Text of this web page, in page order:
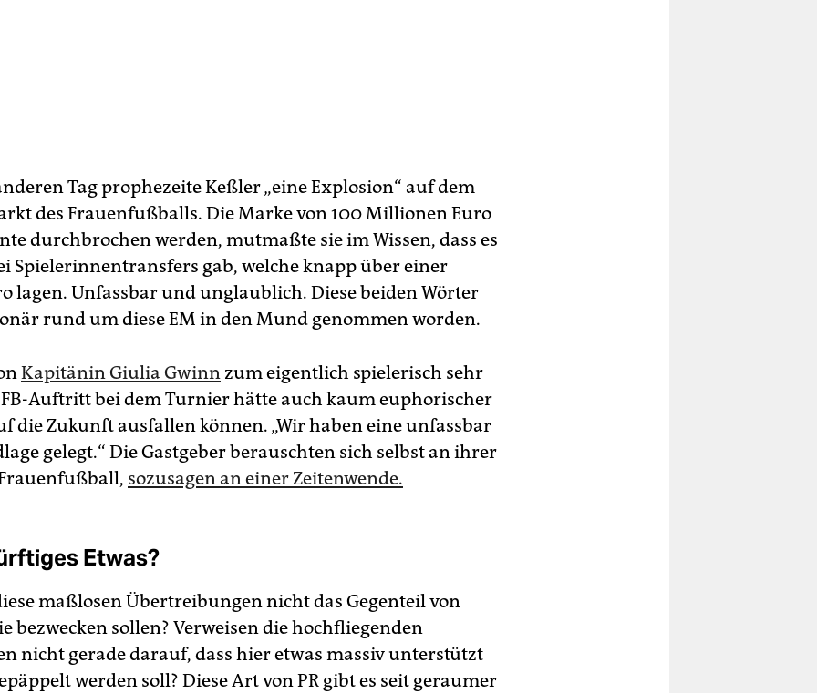
Tag prophezeite Keßler „eine Explosion“ auf dem
des Frauenfußballs. Die Marke von 100 Millio­nen Euro
durchbrochen werden, mutmaßte sie im Wissen, dass es
Spielerinnentransfers gab, welche knapp über einer
lagen. Unfassbar und unglaublich. Diese beiden Wörter
rund um diese EM in den Mund genommen worden.
Kapitänin Giulia Gwinn zum eigentlich spielerisch sehr
Auftritt bei dem Turnier hätte auch kaum euphorischer
die Zukunft ausfallen können. „Wir haben eine unfassbar
gelegt.“ Die Gastgeber berauschten sich selbst an ihrer
sozusagen an einer Zeitenwende.
Etwas?
maßlosen Übertreibungen nicht das Gegenteil von
bezwecken sollen? Verweisen die hochfliegenden
nicht gerade darauf, dass hier etwas massiv unterstützt
werden soll? Diese Art von PR gibt es seit geraumer